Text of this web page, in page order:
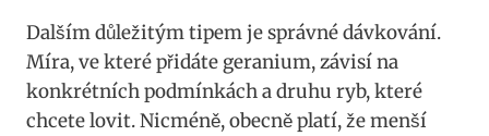
Dalším důležitým tipem je správné dávkování.
Míra, ⁢ve ⁤které přidáte geranium, závisí na
konkrétních ⁣podmínkách a⁣ druhu ⁣ryb, které
chcete lovit.‌ Nicméně, obecně ⁤platí, že menší